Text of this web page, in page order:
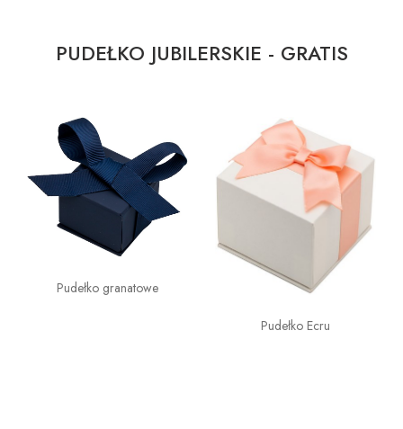
PUDEŁKO JUBILERSKIE - GRATIS
Pudełko granatowe
Pudełko Ecru